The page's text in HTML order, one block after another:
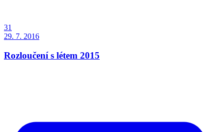
31
29. 7. 2016
Rozloučení s létem 2015